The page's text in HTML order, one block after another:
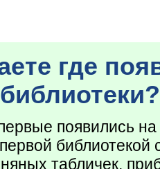
где
появились
библиотекой
табличек,